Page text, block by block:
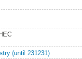
(until 231231)